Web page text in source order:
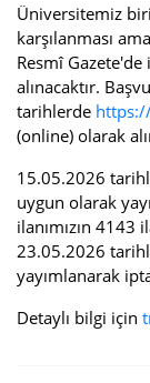
Üniversitemiz
karşılanması
Resmî
alınacaktır.
tarihlerde
(online) olarak
15.05.2026 tarihli
uygun olarak
ilanımızın 4143
23.05.2026
yayımlanarak
Detaylı bilgi için